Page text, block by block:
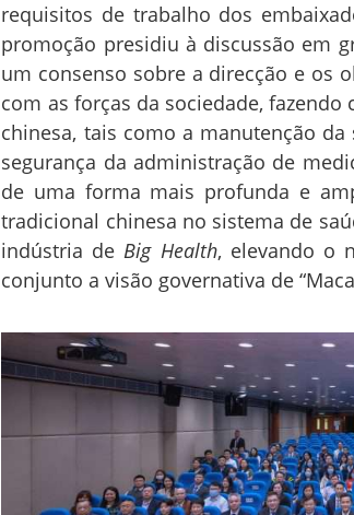
requisitos de trabalho dos
promoção presidiu à discussão em
um consenso sobre a direcção e os
com as forças da sociedade,
chinesa, tais como a manutenção
segurança da administração de
de uma forma mais profunda e
tradicional chinesa no sistema de
indústria deBig Health, elevando o
conjunto a visão governativa de